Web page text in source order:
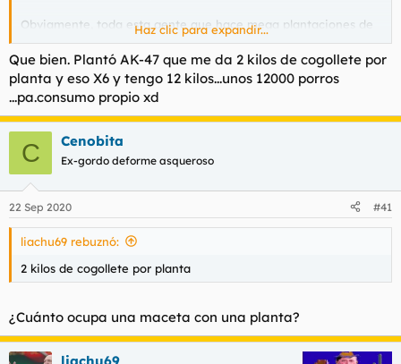
Obviamente, toda esta gente que hace mega plantaciones de
interior no pueden acogerse al principio de autoconsumo.
Llevo un mes haciendo labores de investigación al respecto
porque un amigo mío quiere plantar y está un poco acojonado.
He tirado de dos abogados y de un picoleto y se reafirman en
lo que he escrito, de hecho he escrito esto en base a lo que me
han dicho ellos.
Ah, con respecto a las adicciones las que más me acojonan son
la heroína la cocaína y el alcohol, por este orden. Suerte que de
momento me he librado de todas ellas.
Haz clic para expandir...
Que bien. Plantó AK-47 que me da 2 kilos de cogollete por
planta y eso X6 y tengo 12 kilos...unos 12000 porros
...pa.consumo propio xd
C Cenobita
Ex-gordo deforme asqueroso
22 Sep 2020 #41
liachu69 rebuznó:
2 kilos de cogollete por planta
¿Cuánto ocupa una maceta con una planta?